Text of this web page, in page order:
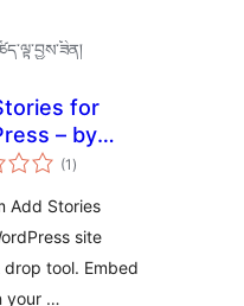
for
– by
(1 གདེང་
འཇོག་
ཚང་།
)
Add Stories
site
tool. Embed
your …